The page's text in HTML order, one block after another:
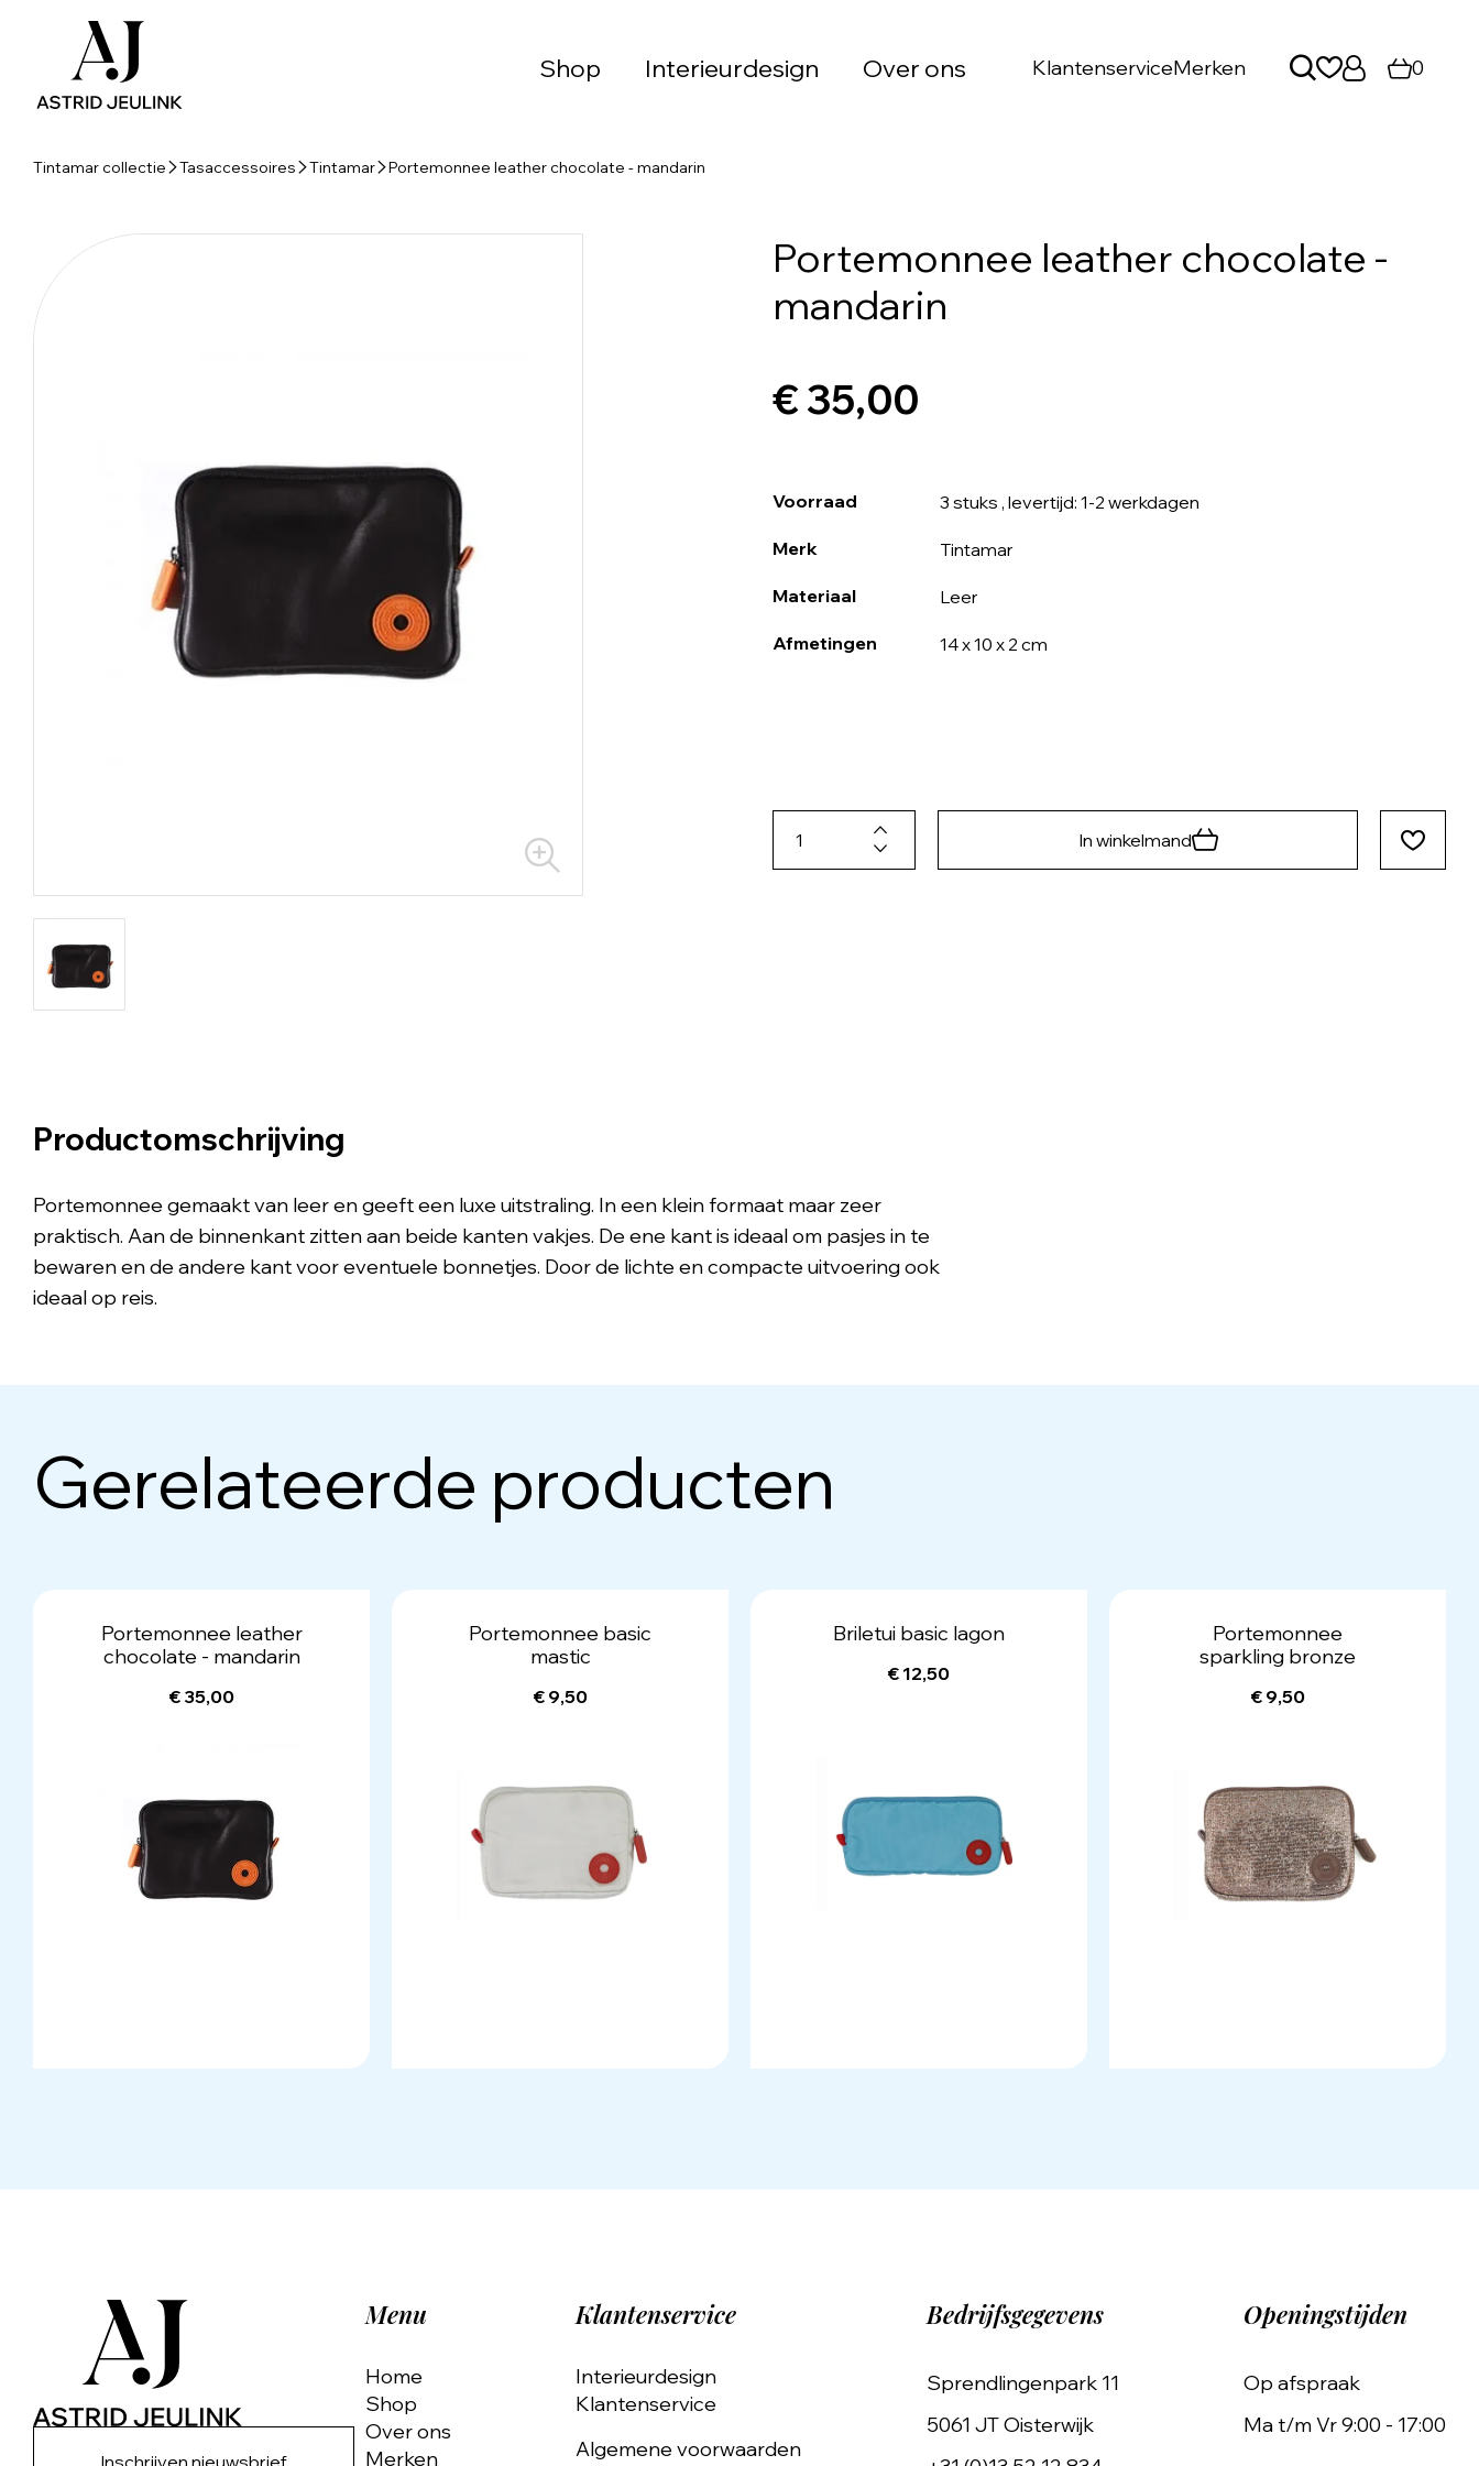
Shop Interieurdesign Over ons KlantenserviceMerken 0
Tintamar collectie Tasaccessoires Tintamar Portemonnee leather chocolate - mandarin
Portemonnee leather chocolate -
mandarin
€ 35,00
Voorraad 3 stuks , levertijd: 1-2 werkdagen
Merk Tintamar
Materiaal Leer
Afmetingen 14 x 10 x 2 cm
In winkelmand
Productomschrijving
Portemonnee gemaakt van leer en geeft een luxe uitstraling. In een klein formaat maar zeer
praktisch. Aan de binnenkant zitten aan beide kanten vakjes. De ene kant is ideaal om pasjes in te
bewaren en de andere kant voor eventuele bonnetjes. Door de lichte en compacte uitvoering ook
ideaal op reis.
Gerelateerde producten
Portemonnee leather
chocolate - mandarin
€ 35,00
Portemonnee basic
mastic
€ 9,50
Briletui basic lagon
€ 12,50
Portemonnee
sparkling bronze
€ 9,50
Inschrijven nieuwsbrief
Menu
Home
Shop
Over ons
Merken
Klantenservice
Interieurdesign
Klantenservice
Algemene voorwaarden
Bedrijfsgegevens
Sprendlingenpark 11
5061 JT Oisterwijk
Openingstijden
Op afspraak
Ma t/m Vr 9:00 - 17:00